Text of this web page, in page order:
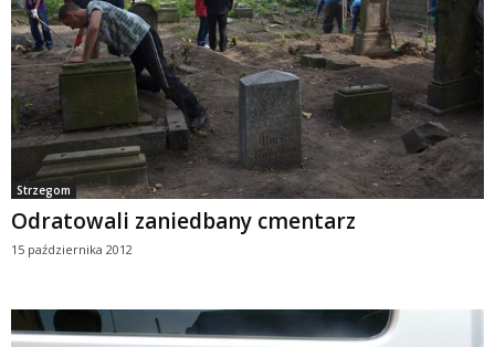
Strzegom
Odratowali zaniedbany cmentarz
15 października 2012